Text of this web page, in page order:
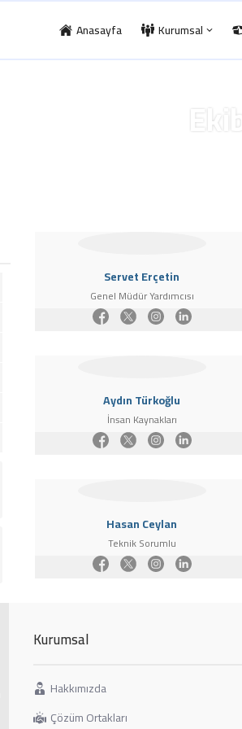
Anasayfa Kurumsal
Servet Erçetin
Genel Müdür Yardımcısı
Aydın Türkoğlu
İnsan Kaynakları
Hasan Ceylan
Teknik Sorumlu
Kurumsal
Hakkımızda
Çözüm Ortakları